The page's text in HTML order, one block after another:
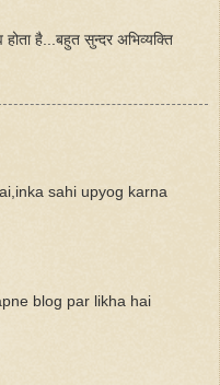
है...बहुत सुन्दर अभिव्यक्ति
sahi upyog karna
blog par likha hai